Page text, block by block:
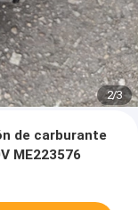
2/3
de carburante
ME223576